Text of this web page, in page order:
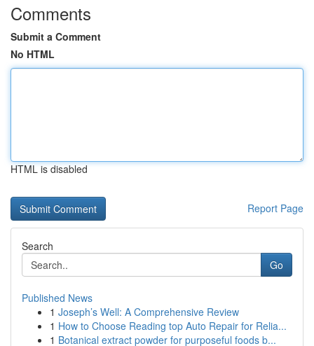
Comments
Submit a Comment
No HTML
HTML is disabled
Report Page
Search
Go
Published News
1 Joseph’s Well: A Comprehensive Review
1 How to Choose Reading top Auto Repair for Relia...
1 Botanical extract powder for purposeful foods b...